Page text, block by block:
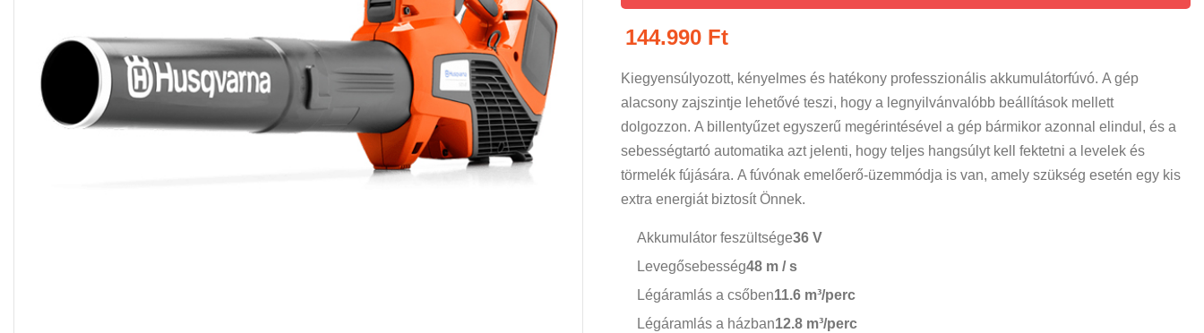
144.990 Ft
Kiegyensúlyozott, kényelmes és hatékony professzionális akkumulátorfúvó. A gép
alacsony zajszintje lehetővé teszi, hogy a legnyilvánvalóbb beállítások mellett
dolgozzon. A billentyűzet egyszerű megérintésével a gép bármikor azonnal elindul, és a
sebességtartó automatika azt jelenti, hogy teljes hangsúlyt kell fektetni a levelek és
törmelék fújására. A fúvónak emelőerő-üzemmódja is van, amely szükség esetén egy kis
extra energiát biztosít Önnek.
Akkumulátor feszültsége36 V
Levegősebesség48 m / s
Légáramlás a csőben11.6 m³/perc
Légáramlás a házban12.8 m³/perc